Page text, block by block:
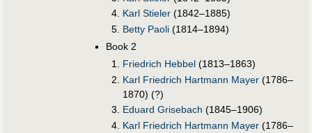
Karl Stieler (1842–1885)
Betty Paoli (1814–1894)
Book 2
Friedrich Hebbel (1813–1863)
Karl Friedrich Hartmann Mayer (1786–
1870) (?)
Eduard Grisebach (1845–1906)
Karl Friedrich Hartmann Mayer (1786–